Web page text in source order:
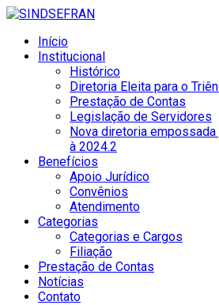
Início
Institucional
Histórico
Diretoria Eleita para o
Prestação de Contas
Legislação de Servidores
Nova diretoria
à 2024.2
Benefícios
Apoio Jurídico
Convênios
Atendimento
Categorias
Categorias e Cargos
Filiação
Prestação de Contas
Notícias
Contato